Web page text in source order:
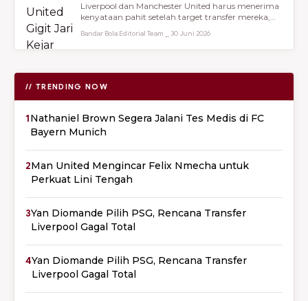
Liverpool dan Manchester United harus menerima
kenyataan pahit setelah target transfer mereka,
Bandar Bola Editorial Team ⎯ 30 Juni 2026
// TRENDING NOW
1Nathaniel Brown Segera Jalani Tes Medis di FC
Bayern Munich
2Man United Mengincar Felix Nmecha untuk
Perkuat Lini Tengah
3Yan Diomande Pilih PSG, Rencana Transfer
Liverpool Gagal Total
4Yan Diomande Pilih PSG, Rencana Transfer
Liverpool Gagal Total